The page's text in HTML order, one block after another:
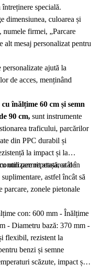
specială.
dimensiunea, culoarea și
firmei, „Parcare
alt mesaj personalizat pentru
ajută la
de acces, menținând
înălțime 60 cm și semn
90 cm, sunt instrumente
traficului, parcărilor
din PPC durabil și
la impact și la
utilizare repetată, atât în
permit atașarea de
astfel încât să
parcare, zonele pietonale
con: 600 mm - Înălțime
- Diametru bază: 370 mm -
flexibil, rezistent la
benzi și semne
scăzute, impact și